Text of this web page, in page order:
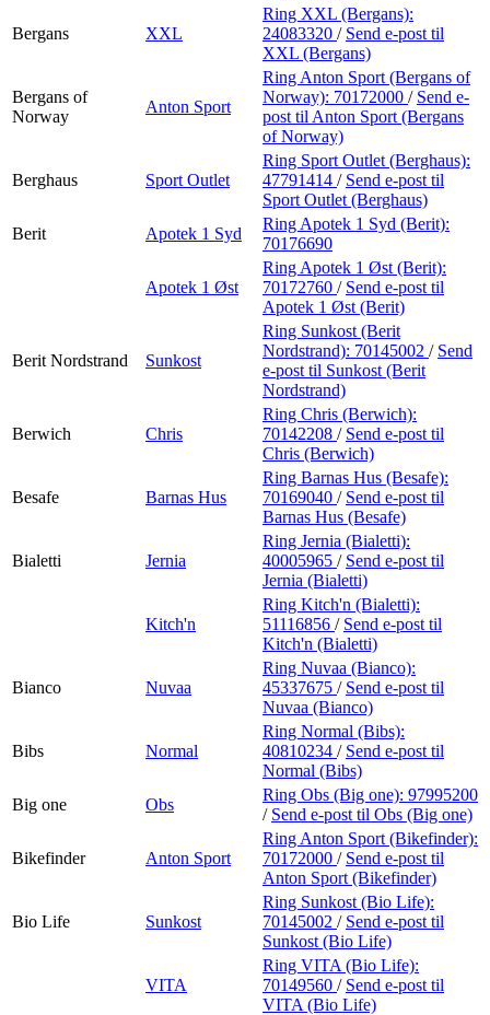
Bergans XXL
Ring XXL (Bergans):
24083320 / Send e-post til
XXL (Bergans)
Bergans of
Norway
Anton Sport
Ring Anton Sport (Bergans of
Norway): 70172000 / Send e-
post til Anton Sport (Bergans
of Norway)
Berghaus Sport Outlet
Ring Sport Outlet (Berghaus):
47791414 / Send e-post til
Sport Outlet (Berghaus)
Berit
Apotek 1 Syd
Ring Apotek 1 Syd (Berit):
70176690
Apotek 1 Øst
Ring Apotek 1 Øst (Berit):
70172760 / Send e-post til
Apotek 1 Øst (Berit)
Berit Nordstrand Sunkost
Ring Sunkost (Berit
Nordstrand): 70145002 / Send
e-post til Sunkost (Berit
Nordstrand)
Berwich Chris
Ring Chris (Berwich):
70142208 / Send e-post til
Chris (Berwich)
Besafe Barnas Hus
Ring Barnas Hus (Besafe):
70169040 / Send e-post til
Barnas Hus (Besafe)
Bialetti Jernia
Ring Jernia (Bialetti):
40005965 / Send e-post til
Jernia (Bialetti)
Kitch'n
Ring Kitch'n (Bialetti):
51116856 / Send e-post til
Kitch'n (Bialetti)
Bianco Nuvaa
Ring Nuvaa (Bianco):
45337675 / Send e-post til
Nuvaa (Bianco)
Bibs Normal
Ring Normal (Bibs):
40810234 / Send e-post til
Normal (Bibs)
Big one
Obs
Ring Obs (Big one): 97995200
/ Send e-post til Obs (Big one)
Bikefinder Anton Sport
Ring Anton Sport (Bikefinder):
70172000 / Send e-post til
Anton Sport (Bikefinder)
Bio Life Sunkost
Ring Sunkost (Bio Life):
70145002 / Send e-post til
Sunkost (Bio Life)
VITA
Ring VITA (Bio Life):
70149560 / Send e-post til
VITA (Bio Life)